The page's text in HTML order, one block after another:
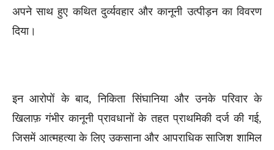
अपने साथ हुए कथित दुर्व्यवहार और कानूनी उत्पीड़न का विवरण
दिया।
इन आरोपों के बाद, निकिता सिंघानिया और उनके परिवार के
खिलाफ़ गंभीर कानूनी प्रावधानों के तहत प्राथमिकी दर्ज की गई,
जिसमें आत्महत्या के लिए उकसाना और आपराधिक साजिश शामिल